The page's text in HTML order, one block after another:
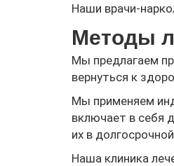
Наши врачи-
Методы
Мы предлагаем
вернуться к
Мы применяем
включает в себя
их в
Наша клиника